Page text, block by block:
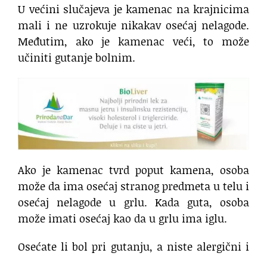
U većini slučajeva je kamenac na krajnicima
mali i ne uzrokuje nikakav osećaj nelagode.
Međutim, ako je kamenac veći, to može
učiniti gutanje bolnim.
Ako je kamenac tvrd poput kamena, osoba
može da ima osećaj stranog predmeta u telu i
osećaj nelagode u grlu. Kada guta, osoba
može imati osećaj kao da u grlu ima iglu.
Osećate li bol pri gutanju, a niste alergični i